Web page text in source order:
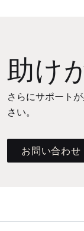
助け
さらにサポート
さい。
お問い合わせ